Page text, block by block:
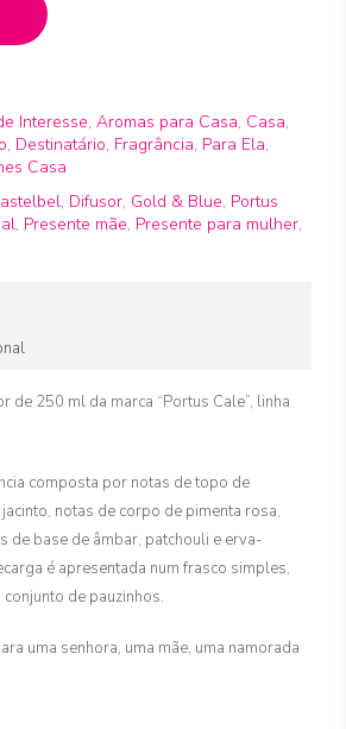
Interesse, Aromas para Casa, Casa,
, Destinatário, Fragrância, Para Ela,
Casa
, Difusor, Gold & Blue, Portus
, Presente mãe, Presente para mulher,
de 250 ml da marca “Portus Cale”, linha
composta por notas de topo de
notas de corpo de pimenta rosa,
de base de âmbar, patchouli e erva-
é apresentada num frasco simples,
de pauzinhos.
uma senhora, uma mãe, uma namorada